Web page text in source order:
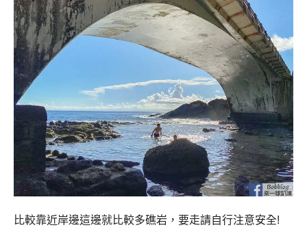
比較靠近岸邊這邊就比較多礁岩，要走請自行注意安全!